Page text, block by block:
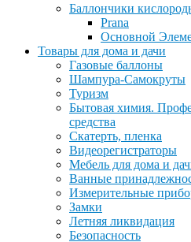
Баллончики
Prana
Основной
Товары для дома и дачи
Газовые баллоны
Шампура-Самокруты
Туризм
Бытовая химия.
средства
Скатерть, пленка
Видеорегистраторы
Мебель для дома и
Ванные
Измерительные
Замки
Летняя ликвидация
Безопасность